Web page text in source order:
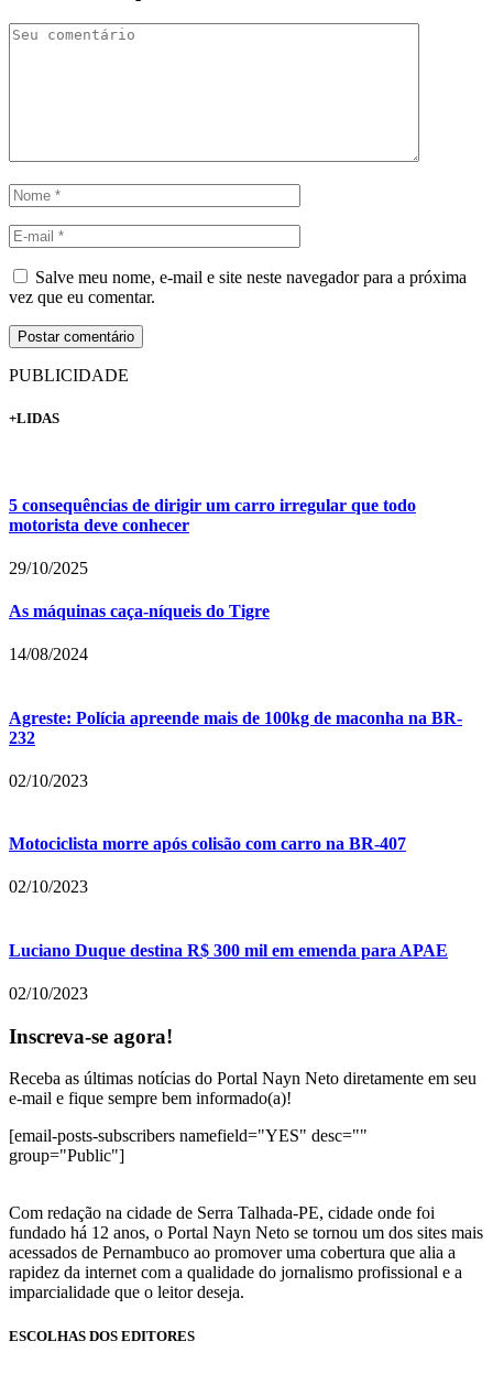
Salve meu nome, e-mail e site neste navegador para a próxima
vez que eu comentar.
PUBLICIDADE
+LIDAS
5 consequências de dirigir um carro irregular que todo
motorista deve conhecer
29/10/2025
As máquinas caça-níqueis do Tigre
14/08/2024
Agreste: Polícia apreende mais de 100kg de maconha na BR-
232
02/10/2023
Motociclista morre após colisão com carro na BR-407
02/10/2023
Luciano Duque destina R$ 300 mil em emenda para APAE
02/10/2023
Inscreva-se agora!
Receba as últimas notícias do Portal Nayn Neto diretamente em seu
e-mail e fique sempre bem informado(a)!
[email-posts-subscribers namefield="YES" desc=""
group="Public"]
Com redação na cidade de Serra Talhada-PE, cidade onde foi
fundado há 12 anos, o Portal Nayn Neto se tornou um dos sites mais
acessados de Pernambuco ao promover uma cobertura que alia a
rapidez da internet com a qualidade do jornalismo profissional e a
imparcialidade que o leitor deseja.
ESCOLHAS DOS EDITORES